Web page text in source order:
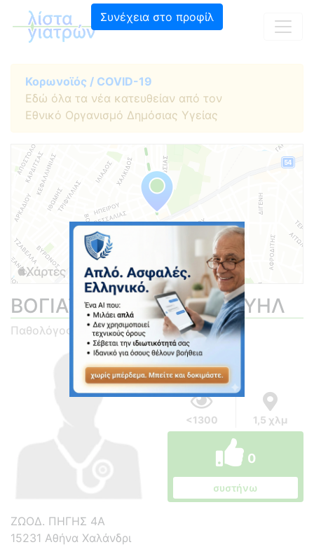
Συνέχεια στο προφίλ
Κορωνοϊός / COVID-19
Εδώ όλα τα νέα κατευθείαν από τον
Εθνικό Οργανισμό Δημόσιας Υγείας
ΒΟΓΙΑΤΖΑΚΗΣ ΕΜΜΑΝΟΥΗΛ
Παθολόγος
<1300 1,5 χλμ
0
συστήνω
ΖΩΟΔ. ΠΗΓΗΣ 4Α
15231 Αθήνα Χαλάνδρι